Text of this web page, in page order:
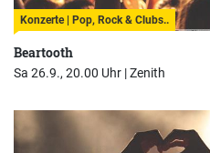
Konzerte | Pop, Rock & Clubs..
Beartooth
Sa 26.9., 20.00 Uhr |Zenith